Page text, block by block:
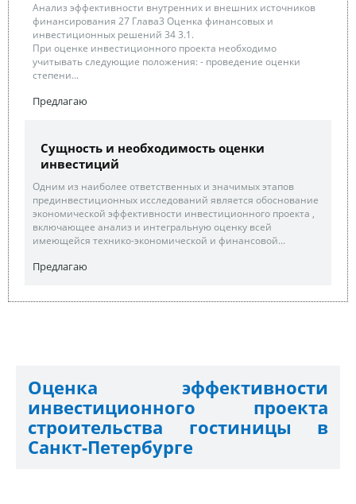
Анализ эффективности внутренних и внешних источников
финансирования 27 Глава3 Оценка финансовых и
инвестиционных решений 34 3.1.
При оценке инвестиционного проекта необходимо
учитывать следующие положения: - проведение оценки
степени...
Предлагаю
Сущность и необходимость оценки
инвестиций
Одним из наиболее ответственных и значимых этапов
прединвестиционных исследований является обоснование
экономической эффективности инвестиционного проекта ,
включающее анализ и интегральную оценку всей
имеющейся технико-экономической и финансовой...
Предлагаю
Оценка эффективности
инвестиционного проекта
строительства гостиницы в
Санкт-Петербурге